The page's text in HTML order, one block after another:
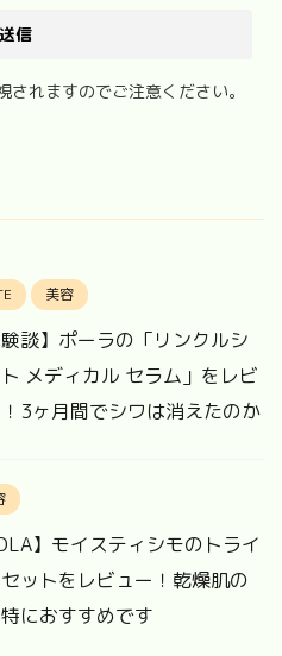
れますのでご注意ください。
美容
験談】ポーラの「リンクルシ
メディカル セラム」をレビ
3ヶ月間でシワは消えたのか
】モイスティシモのトライ
ットをレビュー！乾燥肌の
におすすめです